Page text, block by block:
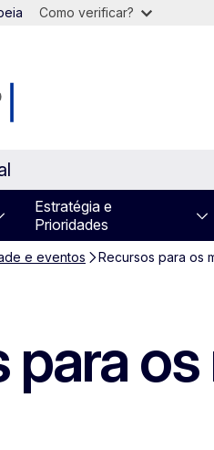
Como verificar?
Estratégia e
Prioridades
e eventos Recursos para os
para